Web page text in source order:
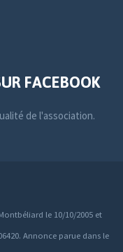
FACEBOOK
de l'association.
le 10/10/2005 et
Annonce parue dans le